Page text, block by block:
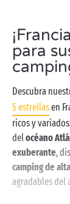
para
Descubra
5 estrellasen
ricos y
delocéano
exuberante,
camping de
agradables del